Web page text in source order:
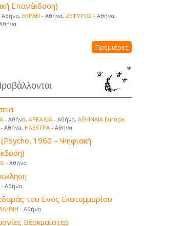
Επανέκδοση)
Αθήνα, ΕΚΡΑΝ - Αθήνα, ΖΕΦΥΡΟΣ - Αθήνα,
Πρεμιέρες
- Αθήνα, ΑΡΚΑΔΙΑ - Αθήνα, ΑΘΗΝΑΙΑ Europa
- Αθήνα, ΗΛΕΚΤΡΑ - Αθήνα
1960 – Ψηφιακή
- Αθήνα
- Αθήνα
του Ενός Εκατομμυρίου
- Αθήνα
Βέρκμαϊστερ